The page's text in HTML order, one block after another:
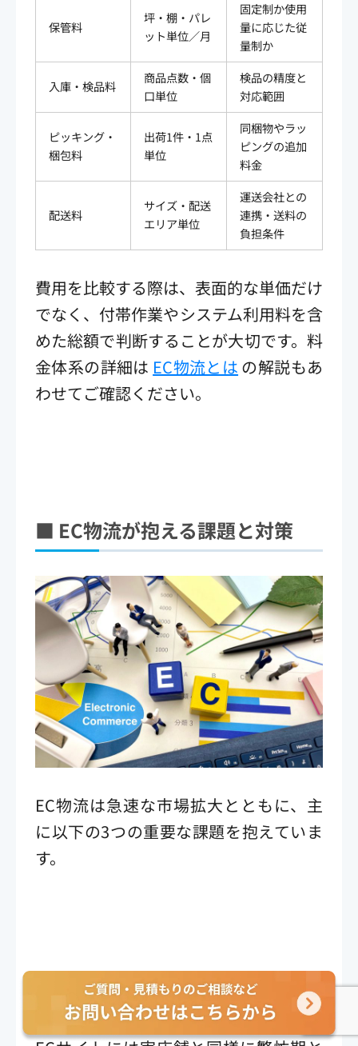
保管料
坪・棚・パレ
ット単位／月
固定制か使用
量に応じた従
量制か
入庫・検品料
商品点数・個
口単位
検品の精度と
対応範囲
ピッキング・
梱包料
出荷1件・1点
単位
同梱物やラッ
ピングの追加
料金
配送料
サイズ・配送
エリア単位
運送会社との
連携・送料の
負担条件
費用を比較する際は、表面的な単価だけ
でなく、付帯作業やシステム利用料を含
めた総額で判断することが大切です。料
金体系の詳細は EC物流とは の解説もあ
わせてご確認ください。
■ EC物流が抱える課題と対策
EC物流は急速な市場拡大とともに、主
に以下の3つの重要な課題を抱えていま
す。
〇 人材確保の困難さ